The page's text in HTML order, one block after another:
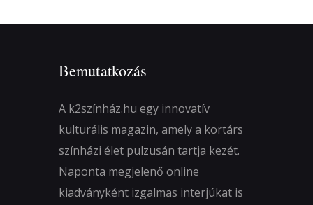
Bemutatkozás
A k2színház.hu egy innovatív
kulturális magazin, amely a kortárs
színházi élet pulzusán tartja kezét.
Naponta megjelenő online
kiadványként izgalmas interjúkat is